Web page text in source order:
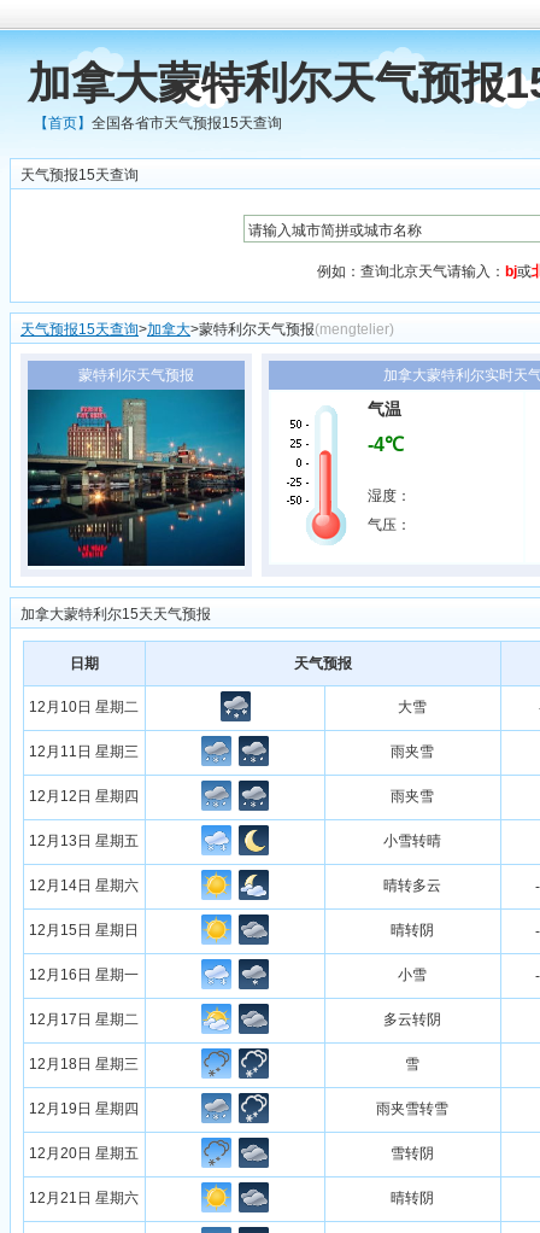
加拿大蒙特利尔天气预报
【首页】全国各省市天气预报15天查询
天气预报15天查询
例如：查询北京天气请输入： bj或
天气预报15天查询>加拿大>蒙特利尔天气预报(mengtelier)
蒙特利尔天气预报 加拿大蒙特利尔实时天
气温
-4℃
湿度：
气压：
加拿大蒙特利尔15天天气预报
日期 天气预报
12月10日 星期二 大雪
12月11日 星期三 雨夹雪
12月12日 星期四 雨夹雪
12月13日 星期五 小雪转晴
12月14日 星期六 晴转多云
12月15日 星期日 晴转阴
12月16日 星期一 小雪
12月17日 星期二 多云转阴
12月18日 星期三 雪
12月19日 星期四 雨夹雪转雪
12月20日 星期五 雪转阴
12月21日 星期六 晴转阴